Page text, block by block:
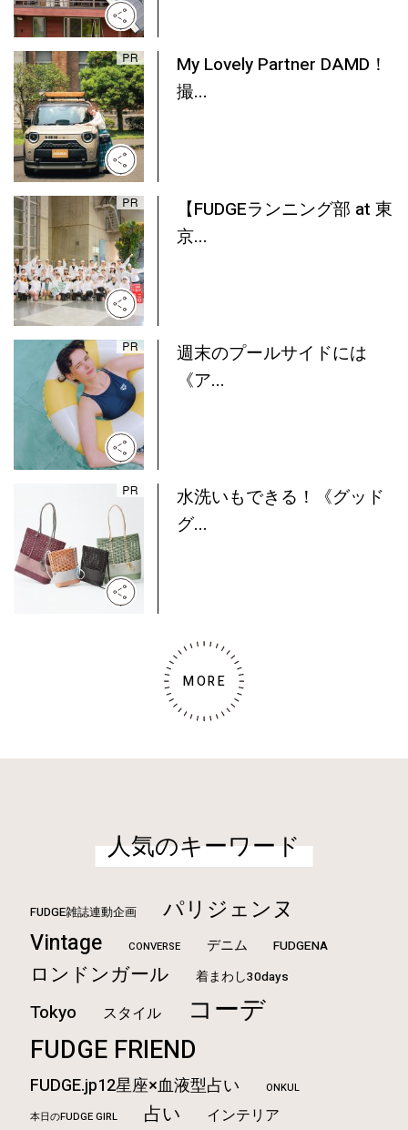
My Lovely Partner DAMD！
撮...
【FUDGEランニング部 at 東
京...
週末のプールサイドには
《ア...
水洗いもできる！《グッド
グ...
MORE
人気のキーワード
FUDGE雑誌連動企画 パリジェンヌ
Vintage CONVERSE デニム FUDGENA
ロンドンガール 着まわし30days
Tokyo スタイル
コーデ
FUDGE FRIEND
FUDGE.jp12星座×血液型占い
ONKUL
本日のFUDGE GIRL
占い インテリア